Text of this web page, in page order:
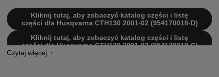
Kliknij tutaj, aby zobaczyć katalog części i listę
części dla Husqvarna CTH130 2001-02 (954170018-D)
Kliknij tutaj, aby zobaczyć katalog części i listę
części dla Husqvarna CTH130 2001-02 (954170018-C)